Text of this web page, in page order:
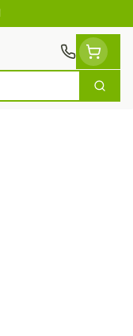
Zoek